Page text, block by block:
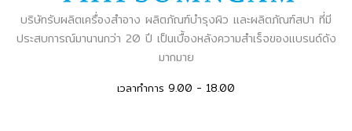
บริษัทรับผลิตเครื่องสำอาง ผลิตภัณฑ์บำรุงผิว และผลิตภัณฑ์สปา ที่มี
ประสบการณ์มานานกว่า 20 ปี เป็นเบื้องหลังความสำเร็จของแบรนด์ดัง
มากมาย
เวลาทำการ 9.00 - 18.00